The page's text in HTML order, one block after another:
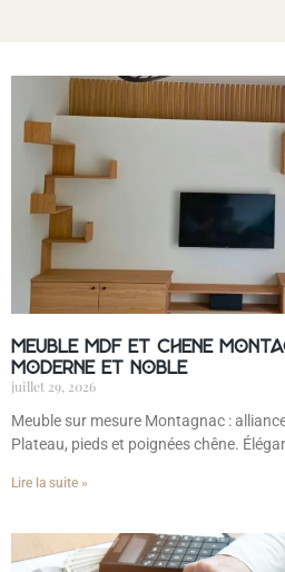
Meuble MDF et chêne
moderne et noble
juillet 29, 2026
Meuble sur mesure Montagnac :
Plateau, pieds et poignées chêne.
Lire la suite »